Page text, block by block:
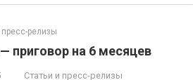
пресс-релизы
приговор на 6 месяцев
Статьи и пресс-релизы